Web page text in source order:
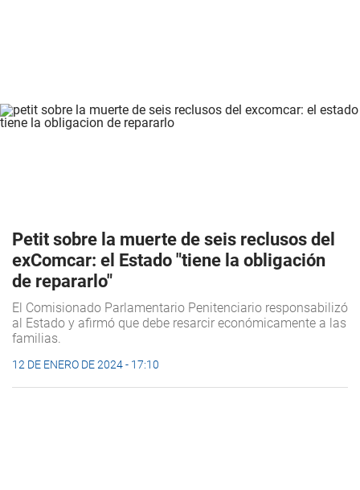
Petit sobre la muerte de seis reclusos del
exComcar: el Estado "tiene la obligación
de repararlo"
El Comisionado Parlamentario Penitenciario responsabilizó
al Estado y afirmó que debe resarcir económicamente a las
familias.
12 DE ENERO DE 2024 - 17:10